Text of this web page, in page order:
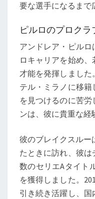
要な選手になるまで
ピルロのプロクラ
アンドレア・ピルロ
ロキャリアを始め
才能を発揮しまし
テル・ミラノに移
を見つけるのに苦
ンは、彼に貴重な経
彼のブレイクスルー
たときに訪れ、彼
数のセリエAタイト
を獲得しました。
引き続き活躍し、